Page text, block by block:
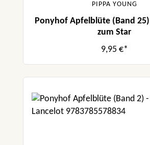
PIPPA YOUNG
Ponyhof Apfelblüte (Band
zum Star
9,95 €*